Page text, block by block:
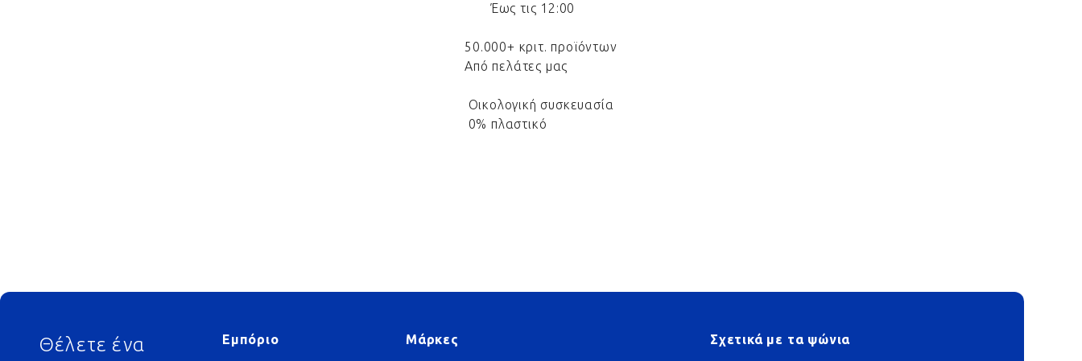
Έως τις 12:00
50.000+ κριτ. προϊόντων
Από πελάτες μας
Οικολογική συσκευασία
0% πλαστικό
Footer
Θέλετε ένα
Εμπόριο Μάρκες Σχετικά με τα ψώνια